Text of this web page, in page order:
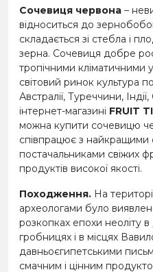
Сочевиця червона –
відноситься до
складається зі стебла і
зерна. Сочевиця добре
тропічними
світовий ринок культура
Австралії, Туреччини,
інтернет-магазині FRUIT
можна купити сочевицю
співпрацює з найкращими
постачальниками свіжих
продуктів високої якості.
Походження. На
археологами було
розкопках епохи неоліту
гробницях і в місцях
давньоєгипетськими
смачним і цінним